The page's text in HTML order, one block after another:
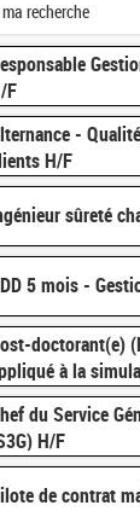
F
-
H/F
sûreté
5 mois -
doctorant(e)
à la
du Service
H/F
de contrat
recherche